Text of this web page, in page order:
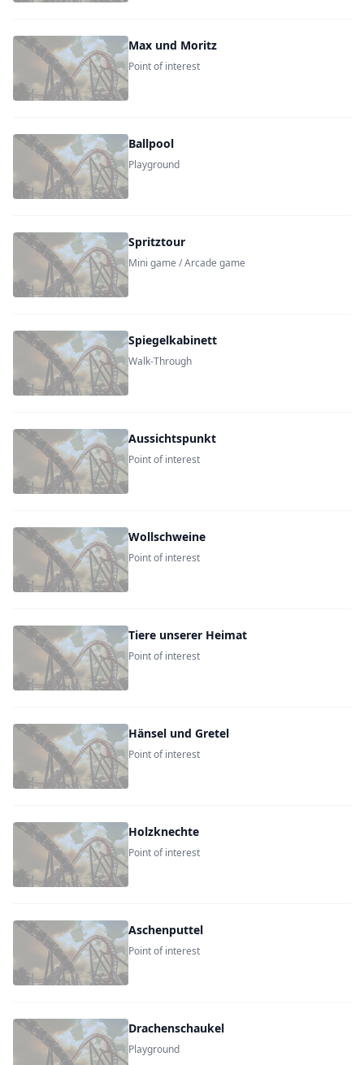
Max und Moritz
Point of interest
Ballpool
Playground
Spritztour
Mini game / Arcade game
Spiegelkabinett
Walk-Through
Aussichtspunkt
Point of interest
Wollschweine
Point of interest
Tiere unserer Heimat
Point of interest
Hänsel und Gretel
Point of interest
Holzknechte
Point of interest
Aschenputtel
Point of interest
Drachenschaukel
Playground